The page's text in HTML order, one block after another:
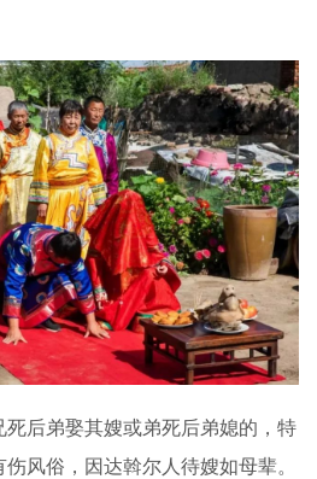
死后弟娶其嫂或弟死后弟媳的，特
风俗，因达斡尔人待嫂如母辈。